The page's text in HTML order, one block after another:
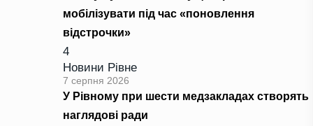
мобілізувати під час «поновлення
відстрочки»
4
Новини Рівне
7 серпня 2026
У Рівному при шести медзакладах створять
наглядові ради